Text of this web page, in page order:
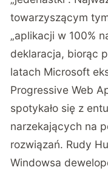
towarzyszącym
„aplikacji w 100%
deklaracja, biorąc
latach Microsoft
Progressive Web
spotykało się z
narzekających na
rozwiązań. Rudy
Windowsa